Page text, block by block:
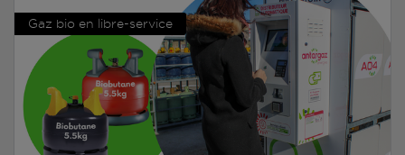
Gaz bio en libre-service